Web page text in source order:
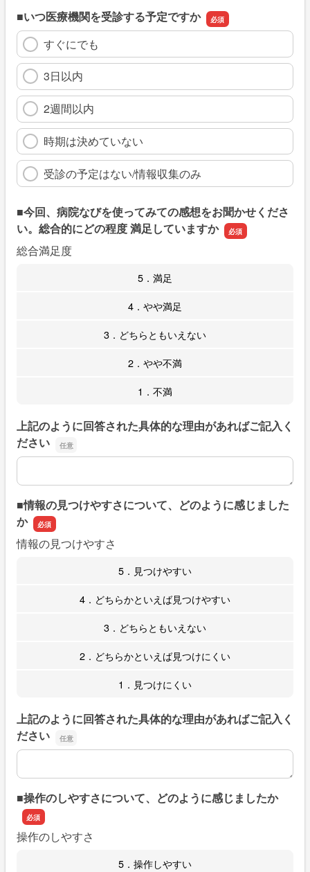
■いつ医療機関を受診する予定ですか
すぐにでも
3日以内
2週間以内
時期は決めていない
受診の予定はない/情報収集のみ
■今回、病院なびを使ってみての感想をお聞かせくださ
い。総合的にどの程度 満足していますか
総合満足度
5．満足
4．やや満足
3．どちらともいえない
2．やや不満
1．不満
上記のように回答された具体的な理由があればご記入く
ださい
上記のように回答された具体的な理由があればご記入くだ
■情報の見つけやすさについて、どのように感じました
か
情報の見つけやすさ
5．見つけやすい
4．どちらかといえば見つけやすい
3．どちらともいえない
2．どちらかといえば見つけにくい
1．見つけにくい
上記のように回答された具体的な理由があればご記入く
ださい
上記のように回答された具体的な理由があればご記入くだ
■操作のしやすさについて、どのように感じましたか
操作のしやすさ
5．操作しやすい